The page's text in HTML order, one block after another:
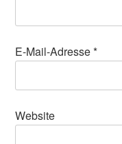
E-Mail-Adresse*
Website